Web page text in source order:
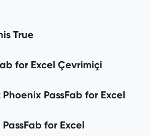
True
for Excel Çevrimiçi
Phoenix PassFab for Excel
PassFab for Excel